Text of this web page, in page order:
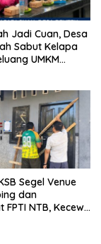
Jadi Cuan, Desa
Sabut Kelapa
UMKM
Segel Venue
dan
NTB, Kecewa